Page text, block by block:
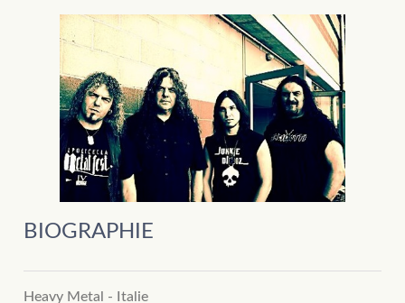
BIOGRAPHIE
Heavy Metal - Italie